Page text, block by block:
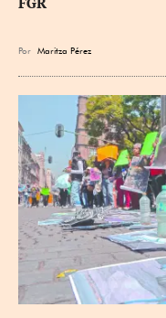
FGR
Por Maritza Pérez